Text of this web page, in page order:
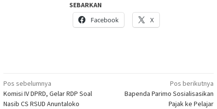
SEBARKAN
Facebook
X
Navigasi
pos
Pos sebelumnya
Komisi IV DPRD, Gelar RDP Soal
Nasib CS RSUD Anuntaloko
Pos berikutnya
Bapenda Parimo Sosialisasikan
Pajak ke Pelajar